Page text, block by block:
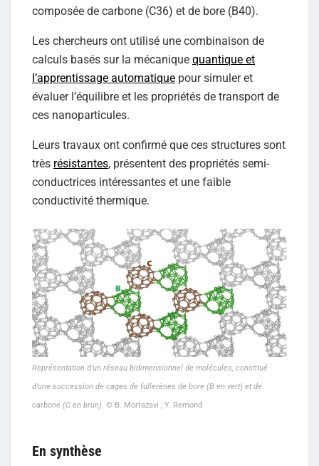
composée de carbone (C36) et de bore (B40).
Les chercheurs ont utilisé une combinaison de
calculs basés sur la mécanique quantique et
l’apprentissage automatique pour simuler et
évaluer l’équilibre et les propriétés de transport de
ces nanoparticules.
Leurs travaux ont confirmé que ces structures sont
très résistantes, présentent des propriétés semi-
conductrices intéressantes et une faible
conductivité thermique.
Représentation d’un réseau bidimensionnel de molécules, constitué
d’une succession de cages de fullerènes de bore (B en vert) et de
carbone (C en brun). © B. Mortazavi ; Y. Remond
En synthèse